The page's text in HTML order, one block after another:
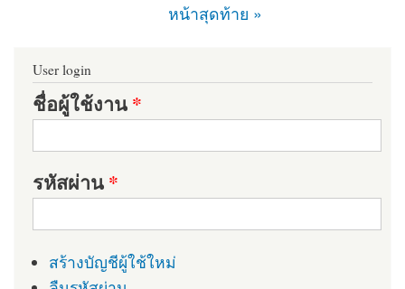
หน้าสุดท้าย »
User login
ชื่อผู้ใช้งาน*
รหัสผ่าน*
สร้างบัญชีผู้ใช้ใหม่